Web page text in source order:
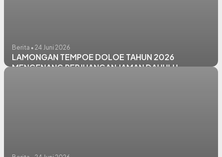
Berita • 24 Juni 2026
LAMONGAN TEMPOE DOLOE TAHUN 2026
MENGENANG PERJUANGAN JAMAN DAHULU